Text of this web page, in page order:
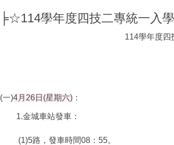
╞☆114學年度四技二專統一入
114學年度四
(一)4月26日(星期六) ：
1.金城車站發車：
(1)5路 ， 發車時間08 ：55。